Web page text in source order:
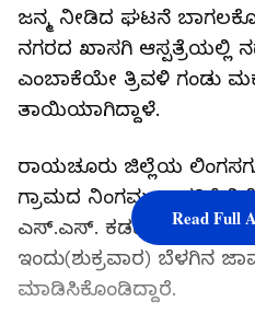
ಜನ್ಮ ನೀಡಿದ ಘಟನೆ
ನಗರದ ಖಾಸಗಿ ಆಸ್ಪತ್ರೆಯಲ್ಲಿ
ಎಂಬಾಕೆಯೇ ತ್ರಿವಳಿ ಗಂಡು
ತಾಯಿಯಾಗಿದ್ದಾಳೆ.
ರಾಯಚೂರು ಜಿಲ್ಲೆಯ
ಗ್ರಾಮದ ನಿಂಗಮ್ಮ ಅವರಿಗೆ
ಎಸ್.ಎಸ್. ಕಡಪಟ್ಟಿ
ಇಂದು(ಶುಕ್ರವಾರ) ಬೆಳಗಿನ
ಮಾಡಿಸಿಕೊಂಡಿದ್ದಾರೆ.
Read Full